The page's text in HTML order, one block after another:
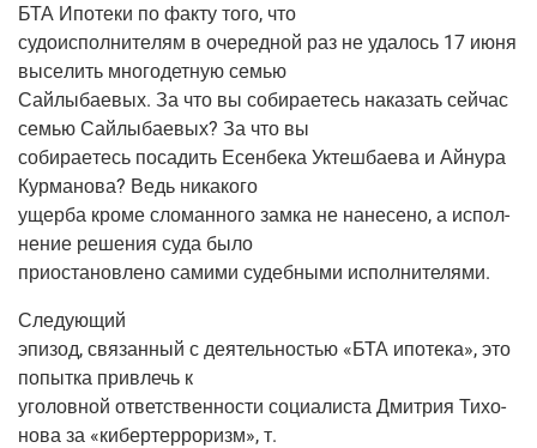
БТА Ипо­те­ки по фак­ту того, что
судо­ис­пол­ни­те­лям в оче­ред­ной раз не уда­лось 17 июня
высе­лить мно­го­дет­ную семью
Сай­лы­ба­е­вых. За что вы соби­ра­е­тесь нака­зать сей­час
семью Сай­лы­ба­е­вых? За что вы
соби­ра­е­тесь поса­дить Есен­бе­ка Уктеш­ба­е­ва и Айну­ра
Кур­ма­но­ва? Ведь никакого
ущер­ба кро­ме сло­ман­но­го зам­ка не нане­се­но, а испол­
не­ние реше­ния суда было
при­оста­нов­ле­но сами­ми судеб­ны­ми исполнителями.
Сле­ду­ю­щий
эпи­зод, свя­зан­ный с дея­тель­но­стью «БТА ипо­те­ка», это
попыт­ка при­влечь к
уго­лов­ной ответ­ствен­но­сти соци­а­ли­ста Дмит­рия Тихо­
но­ва за «кибер­тер­ро­ризм», т.